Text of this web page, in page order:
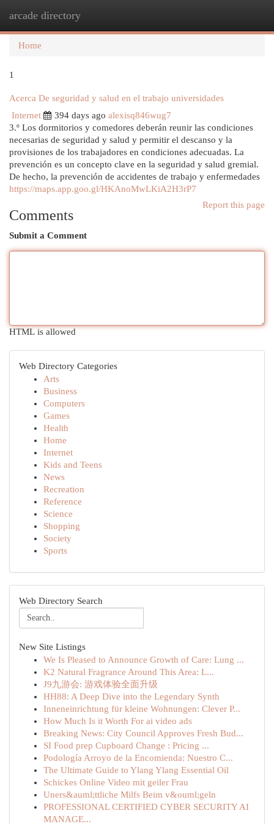
arcade directory
Home
1
Acerca De seguridad y salud en el trabajo universidades
Internet
394 days ago alexisq846wug7
3.º Los dormitorios y comedores deberán reunir las condiciones
necesarias de seguridad y salud y permitir el descanso y la
provisiones de los trabajadores en condiciones adecuadas. La
prevención es un concepto clave en la seguridad y salud gremial.
De hecho, la prevención de accidentes de trabajo y enfermedades
https://maps.app.goo.gl/HKAnoMwLKiA2H3rP7
Report this page
Comments
Submit a Comment
HTML is allowed
Web Directory Categories
Arts
Business
Computers
Games
Health
Home
Internet
Kids and Teens
News
Recreation
Reference
Science
Shopping
Society
Sports
Web Directory Search
New Site Listings
We Is Pleased to Announce Growth of Care: Lung ...
K2 Natural Fragrance Around This Area: L...
J9九游会: 游戏体验全面升级
HH88: A Deep Dive into the Legendary Synth
Inneneinrichtung für kleine Wohnungen: Clever P...
How Much Is it Worth For ai video ads
Breaking News: City Council Approves Fresh Bud...
SI Food prep Cupboard Change : Pricing ...
Podología Arroyo de la Encomienda: Nuestro C...
The Ultimate Guide to Ylang Ylang Essential Oil
Schickes Online Video mit geiler Frau
Uners&auml;ttliche Milfs Beim v&ouml;geln
PROFESSIONAL CERTIFIED CYBER SECURITY AI
MANAGE...